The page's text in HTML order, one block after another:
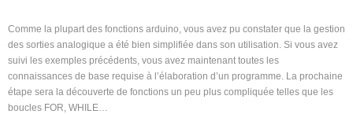
Comme la plupart des fonctions arduino, vous avez pu constater que la gestion
des sorties analogique a été bien simplifiée dans son utilisation. Si vous avez
suivi les exemples précédents, vous avez maintenant toutes les
connaissances de base requise à l’élaboration d’un programme. La prochaine
étape sera la découverte de fonctions un peu plus compliquée telles que les
boucles FOR, WHILE…